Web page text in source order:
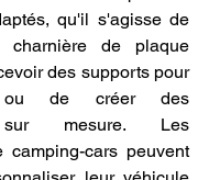
qu'il s'agisse de
charnière de plaque
des supports pour
ou de créer des
sur mesure. Les
camping-cars peuvent